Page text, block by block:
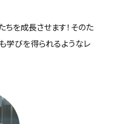
ちを成長させます！そのた
学びを得られるようなレ